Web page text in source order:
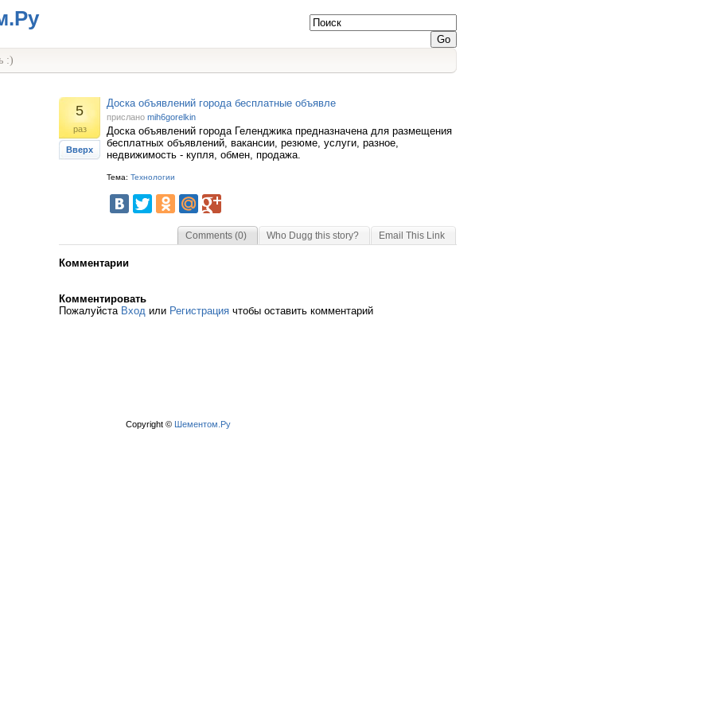
:)
5
раз
Вверх
Доска объявлений города бесплатные объявле
прислано mih6gorelkin
Доска объявлений города Геленджика предназначена для размещения
бесплатных объявлений, вакансии, резюме, услуги, разное,
недвижимость - купля, обмен, продажа.
Тема: Технологии
Comments (0) Who Dugg this story? Email This Link
Комментарии
Комментировать
Пожалуйста Вход или Регистрация чтобы оставить комментарий
Copyright © Шементом.Ру